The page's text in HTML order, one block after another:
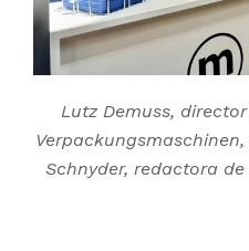
Lutz Demuss,
Schnyder, redactora